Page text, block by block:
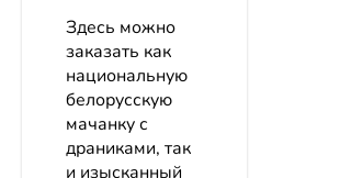
Здесь можно
заказать как
национальную
белорусскую
мачанку с
драниками, так
и изысканный